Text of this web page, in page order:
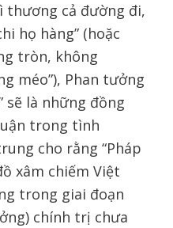
thương cả đường đi,
họ hàng” (hoặc
tròn, không
méo”), Phan tưởng
sẽ là những đồng
trong tình
cho rằng “Pháp
xâm chiếm Việt
trong giai đoạn
chính trị chưa